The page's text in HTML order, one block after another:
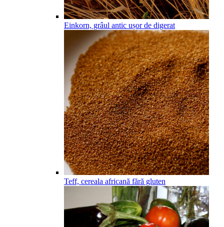
Einkorn, grâul antic ușor de digerat
Teff, cereala africană fără gluten